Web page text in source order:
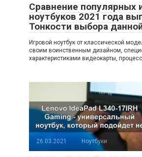
Сравнение популярных
ноутбуков 2021 года
Тонкости выбора
Игровой ноутбук от классической
своим воинственным дизайном,
характеристиками видеокарты,
26.03.2021 Ноутбуки